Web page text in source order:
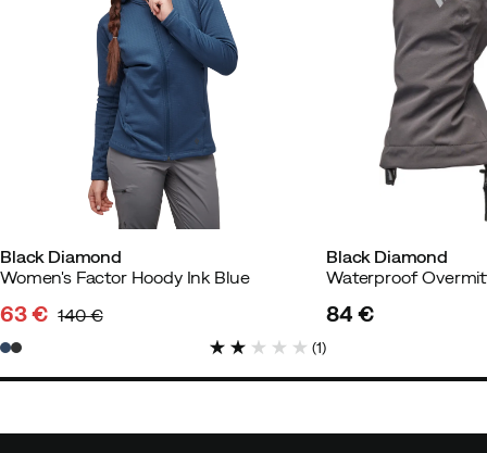
Black Diamond
Women's Factor Hoody Ink Blue
discounted
price
63 €
original
price
140 €
(1)
Black Diamond
Waterproof
84 €